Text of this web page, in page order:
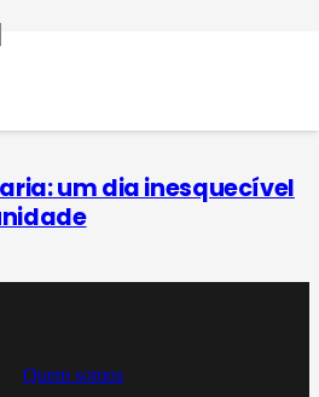
Colégio
um dia inesquecível
Quem somos